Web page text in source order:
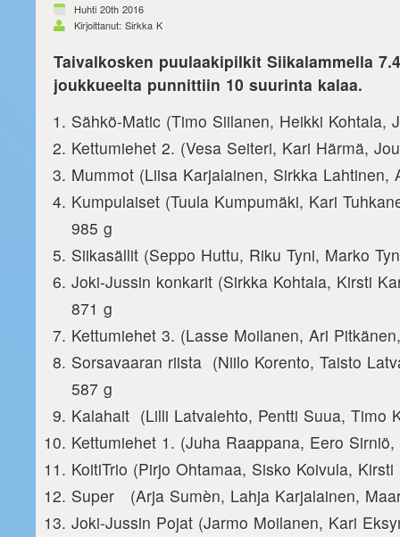
Huhti 20th 2016
Kirjoittanut: Sirkka K
Taivalkosken puulaakipilkit Siikalammella
joukkueelta punnittiin 10 suurinta kalaa.
Sähkö-Matic (Timo Siilanen, Heikki
Kettumiehet 2. (Vesa Seiteri, Kari Härmä,
Mummot (Liisa Karjalainen, Sirkka
Kumpulaiset (Tuula Kumpumäki, Kari
985 g
Siikasällit (Seppo Huttu, Riku Tyni,
Joki-Jussin konkarit (Sirkka Kohtala, Kirsti
871 g
Kettumiehet 3. (Lasse Moilanen, Ari
Sorsavaaran riista (Niilo Korento, Taisto
587 g
Kalahait (Lilli Latvalehto, Pentti Suua, Timo
Kettumiehet 1. (Juha Raappana, Eero
KoitiTrio (Pirjo Ohtamaa, Sisko Koivula,
Super (Arja Sumèn, Lahja Karjalainen,
Joki-Jussin Pojat (Jarmo Moilanen, Kari